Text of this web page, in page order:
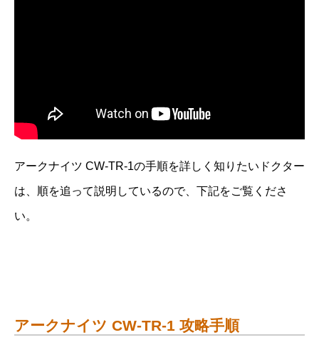
アークナイツ CW-TR-1の手順を詳しく知りたいドクター
は、順を追って説明しているので、下記をご覧くださ
い。
アークナイツ CW-TR-1 攻略手順